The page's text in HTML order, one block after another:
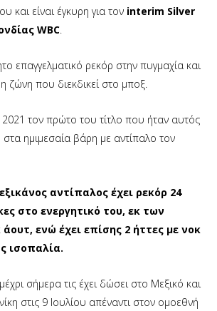
και είναι έγκυρη για τον interim Silver
WBC
επαγγελματικό ρεκόρ στην πυγμαχία και
ζώνη που διεκδικεί στο μποξ.
2021 τον πρώτο του τίτλο που ήταν αυτός
ημιμεσαία βάρη με αντίπαλο τον
αντίπαλος έχει ρεκόρ 24
στο ενεργητικό του, εκ των
ενώ έχει επίσης 2 ήττες με νοκ
ισοπαλία.
σήμερα τις έχει δώσει στο Μεξικό και
στις 9 Ιουλίου απέναντι στον ομοεθνή